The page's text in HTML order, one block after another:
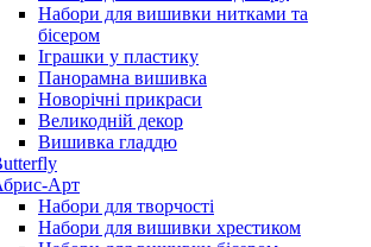
Набори для вишивки нитками та
бісером
Іграшки у пластику
Панорамна вишивка
Новорічні прикраси
Великодній декор
Вишивка гладдю
Арт
Набори для творчості
Набори для вишивки хрестиком